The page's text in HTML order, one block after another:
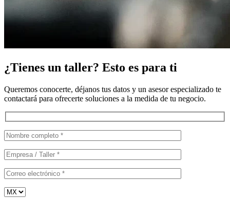
¿Tienes un taller? Esto es para ti
Queremos conocerte, déjanos tus datos y un asesor especializado te
contactará para ofrecerte soluciones a la medida de tu negocio.